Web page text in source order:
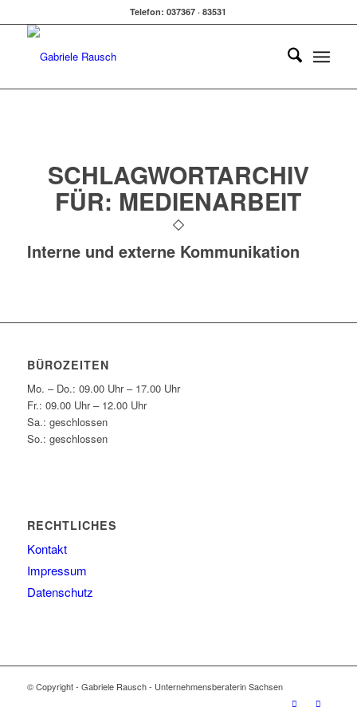
Telefon: 037367 · 83531
SCHLAGWORTARCHIV
FÜR: MEDIENARBEIT
Interne und externe Kommunikation
BÜROZEITEN
Mo. – Do.: 09.00 Uhr – 17.00 Uhr
Fr.: 09.00 Uhr – 12.00 Uhr
Sa.: geschlossen
So.: geschlossen
RECHTLICHES
Kontakt
Impressum
Datenschutz
© Copyright - Gabriele Rausch - Unternehmensberaterin Sachsen